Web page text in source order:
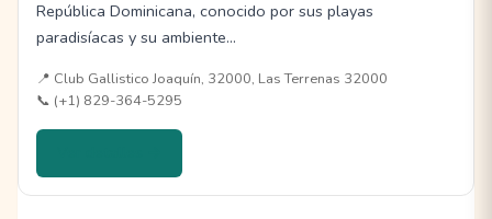
República Dominicana, conocido por sus playas
paradisíacas y su ambiente…
📍 Club Gallistico Joaquín, 32000, Las Terrenas 32000
📞 (+1) 829-364-5295